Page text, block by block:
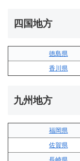
四国地方
徳島県
香川県
九州地方
福岡県
佐賀県